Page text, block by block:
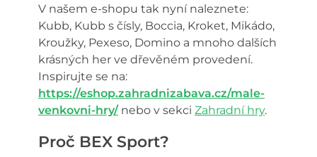
V našem e-shopu tak nyní naleznete:
Kubb, Kubb s čísly, Boccia, Kroket, Mikádo,
Kroužky, Pexeso, Domino a mnoho dalších
krásných her ve dřevěném provedení.
Inspirujte se na:
https://eshop.zahradnizabava.cz/male-
venkovni-hry/nebo v sekci Zahradní hry.
Proč BEX Sport?